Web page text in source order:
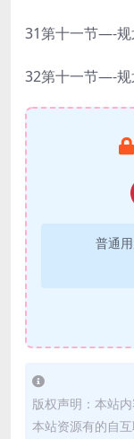
31第十一节—-
32第十一节—-
普通
版权声明：本站
本站资源有的自